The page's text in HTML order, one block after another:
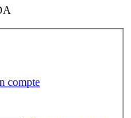
compte